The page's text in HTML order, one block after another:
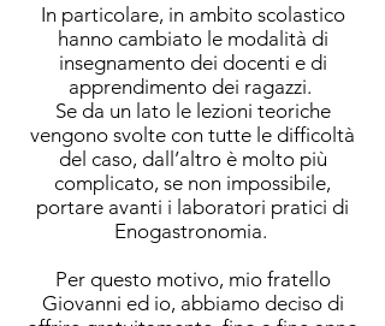
In particolare, in ambito scolastico
hanno cambiato le modalità di
insegnamento dei docenti e di
apprendimento dei ragazzi.
Se da un lato le lezioni teoriche
vengono svolte con tutte le difficoltà
del caso, dall’altro è molto più
complicato, se non impossibile,
portare avanti i laboratori pratici di
Enogastronomia.
Per questo motivo, mio fratello
Giovanni ed io, abbiamo deciso di